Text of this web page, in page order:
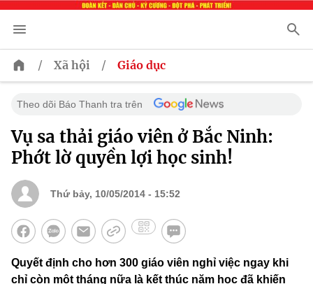
/ Xã hội / Giáo dục
Theo dõi Báo Thanh tra trên
Vụ sa thải giáo viên ở Bắc Ninh:
Phớt lờ quyền lợi học sinh!
Thứ bảy, 10/05/2014 - 15:52
Quyết định cho hơn 300 giáo viên nghỉ việc ngay khi
chỉ còn một tháng nữa là kết thúc năm học đã khiến